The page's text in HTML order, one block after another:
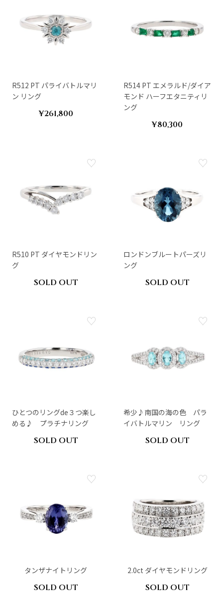
R512 PT パライバトルマリ
ン リング
¥261,800
R514 PT エメラルド/ダイア
モンド ハーフエタニティリ
ング
¥80,300
R510 PT ダイヤモンドリン
グ
SOLD OUT
ロンドンブルートパーズリ
ング
SOLD OUT
ひとつのリングde３つ楽し
める♪ プラチナリング
SOLD OUT
希少♪南国の海の色 パラ
イバトルマリン リング
SOLD OUT
タンザナイトリング
SOLD OUT
2.0ct ダイヤモンドリング
SOLD OUT